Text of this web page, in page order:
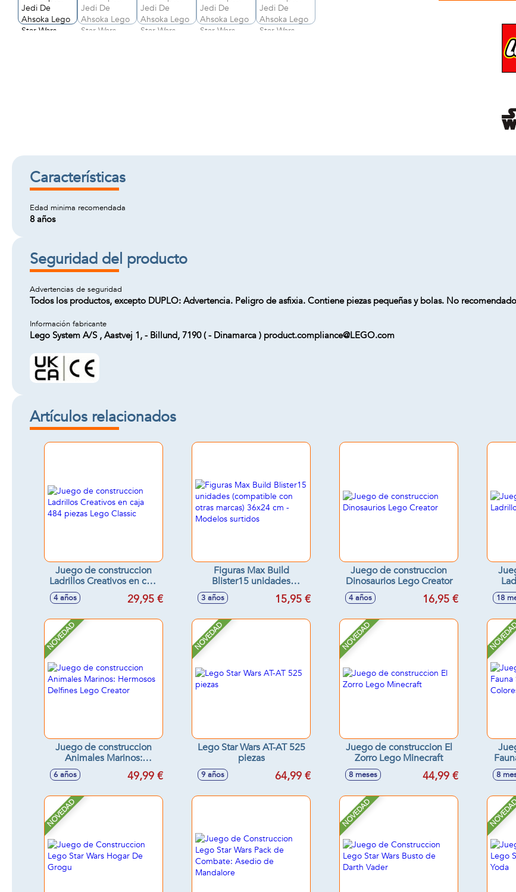
Características
Edad minima recomendada
8 años
Seguridad del producto
Advertencias de seguridad
Todos los productos, excepto DUPLO: Advertencia. Peligro de asfixia. Contiene piezas pequeñas y bolas. No
Información fabricante
Lego System A/S , Aastvej 1, - Billund, 7190 ( - Dinamarca ) product.compliance@LEGO.com
Artículos relacionados
Juego de construccion
Ladrillos Creativos en caja
484 piezas Lego Classic
4 años 29,95 €
Figuras Max Build
Blister15 unidades
(compatible con otras
marcas) 36x24 cm -
3 años 15,95 €
Juego de construccion
Dinosaurios Lego Creator
4 años 16,95 € 18
NOVEDAD
Juego de construccion
Animales Marinos:
Hermosos Delfines Lego
6 años 49,99 €
NOVEDAD
Lego Star Wars AT-AT 525
piezas
9 años 64,99 €
NOVEDAD
Juego de construccion El
Zorro Lego Minecraft
8 meses 44,99 € 8
NOVEDAD NOVEDAD